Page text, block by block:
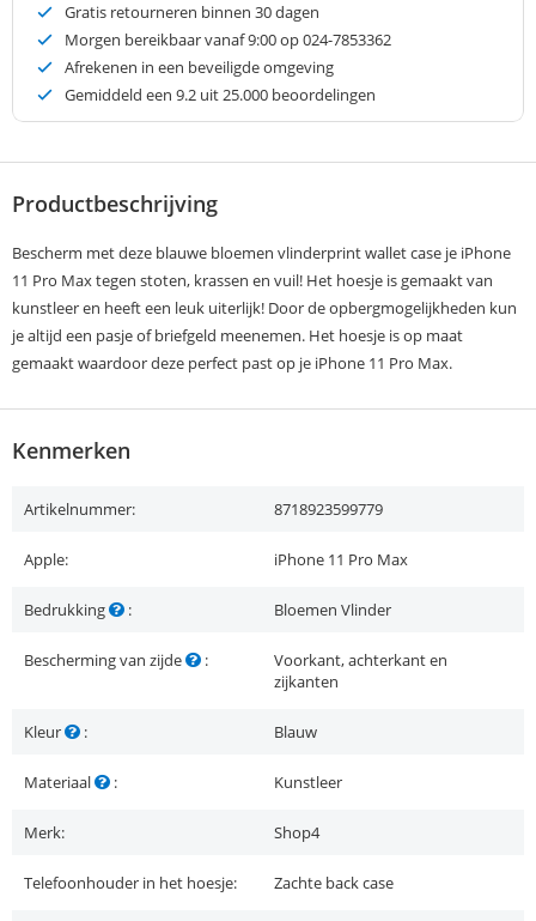
Gratis retourneren binnen 30 dagen
Morgen bereikbaar vanaf 9:00 op 024-7853362
Afrekenen in een beveiligde omgeving
Gemiddeld een 9.2 uit 25.000 beoordelingen
Productbeschrijving
Bescherm met deze blauwe bloemen vlinderprint wallet case je iPhone
11 Pro Max tegen stoten, krassen en vuil! Het hoesje is gemaakt van
kunstleer en heeft een leuk uiterlijk! Door de opbergmogelijkheden kun
je altijd een pasje of briefgeld meenemen. Het hoesje is op maat
gemaakt waardoor deze perfect past op je iPhone 11 Pro Max.
Kenmerken
Artikelnummer: 8718923599779
Apple: iPhone 11 Pro Max
Bedrukking : Bloemen Vlinder
Bescherming van zijde :
Voorkant, achterkant en
zijkanten
Kleur : Blauw
Materiaal : Kunstleer
Merk: Shop4
Telefoonhouder in het hoesje: Zachte back case